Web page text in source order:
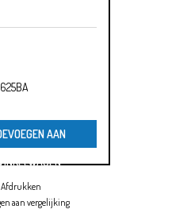
AAN
Afdrukken
aan vergelijking